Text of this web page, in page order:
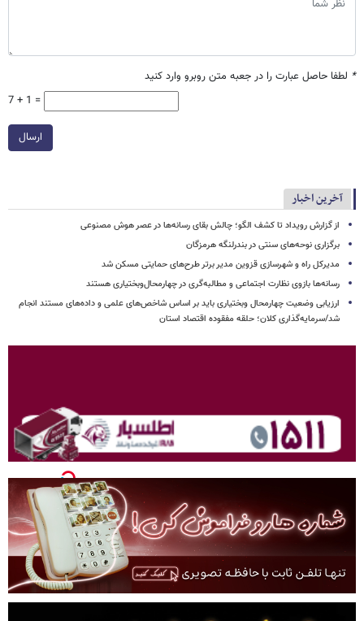
* لطفا حاصل عبارت را در جعبه متن روبرو وارد کنید
7 + 1 =
ارسال
آخرین اخبار
از گزارش رویداد تا کشف الگو؛ چالش بقای رسانه‌ها در عصر هوش مصنوعی
برگزاری نوحه‌های سنتی در بندرلنگه هرمزگان
مدیرکل راه و شهرسازی قزوین مدیر برتر طرح‌های حمایتی مسکن شد
رسانه‌ها بازوی نظارت اجتماعی و مطالبه‌گری در چهارمحال‌وبختیاری هستند
ارزیابی وضعیت چهارمحال وبختیاری باید بر اساس شاخص‌های علمی و داده‌های مستند انجام
شد/سرمایه‌گذاری کلان؛ حلقه مفقوده اقتصاد استان